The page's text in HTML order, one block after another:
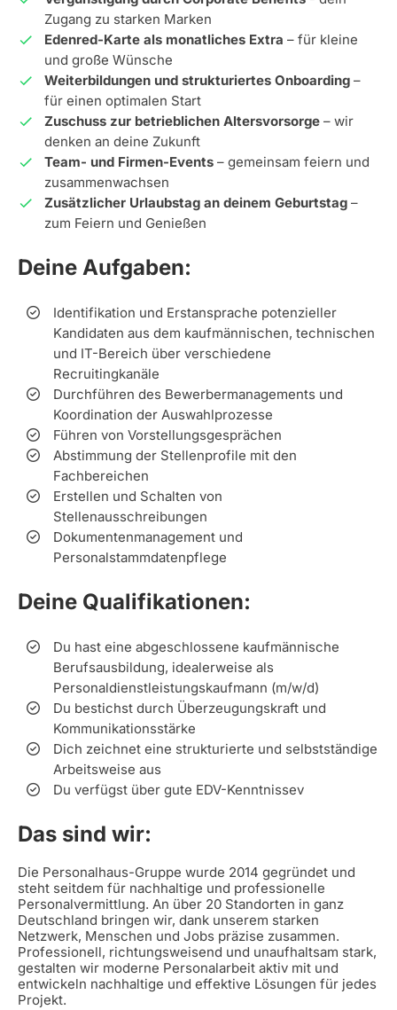
Zugang zu starken Marken
Edenred-Karte als monatliches Extra – für kleine
und große Wünsche
Weiterbildungen und strukturiertes Onboarding –
für einen optimalen Start
Zuschuss zur betrieblichen Altersvorsorge – wir
denken an deine Zukunft
Team- und Firmen-Events – gemeinsam feiern und
zusammenwachsen
Zusätzlicher Urlaubstag an deinem Geburtstag –
zum Feiern und Genießen
Deine Aufgaben:
Identifikation und Erstansprache potenzieller
Kandidaten aus dem kaufmännischen, technischen
und IT-Bereich über verschiedene
Recruitingkanäle
Durchführen des Bewerbermanagements und
Koordination der Auswahlprozesse
Führen von Vorstellungsgesprächen
Abstimmung der Stellenprofile mit den
Fachbereichen
Erstellen und Schalten von
Stellenausschreibungen
Dokumentenmanagement und
Personalstammdatenpflege
Deine Qualifikationen:
Du hast eine abgeschlossene kaufmännische
Berufsausbildung, idealerweise als
Personaldienstleistungskaufmann (m/w/d)
Du bestichst durch Überzeugungskraft und
Kommunikationsstärke
Dich zeichnet eine strukturierte und selbstständige
Arbeitsweise aus
Du verfügst über gute EDV-Kenntnissev
Das sind wir:
Die Personalhaus-Gruppe wurde 2014 gegründet und
steht seitdem für nachhaltige und professionelle
Personalvermittlung. An über 20 Standorten in ganz
Deutschland bringen wir, dank unserem starken
Netzwerk, Menschen und Jobs präzise zusammen.
Professionell, richtungsweisend und unaufhaltsam stark,
gestalten wir moderne Personalarbeit aktiv mit und
entwickeln nachhaltige und effektive Lösungen für jedes
Projekt.